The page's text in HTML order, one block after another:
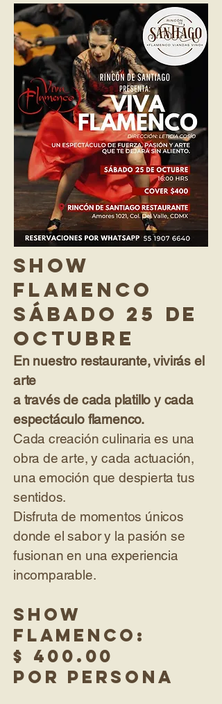
Show
Flamenco
sábado 25 de
octubre
En nuestro restaurante, vivirás el
arte
a través de cada platillo y cada
espectáculo flamenco.
Cada creación culinaria es una
obra de arte, y cada actuación,
una emoción que despierta tus
sentidos.
Disfruta de momentos únicos
donde el sabor y la pasión se
fusionan en una experiencia
incomparable.
Show
flamenco:
$ 400.00
por persona